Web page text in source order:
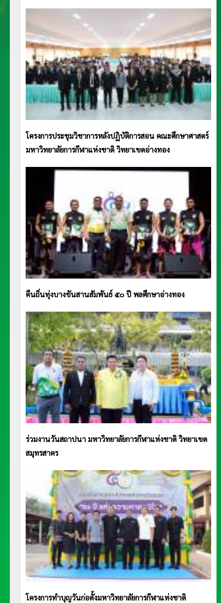
โครงการประชุมวิชาการหลังปฏิบัติการสอน คณะศึกษาศาสตร์
มหาวิทยาลัยการกีฬาแห่งชาติ วิทยาเขตอ่างทอง
คืนถิ่นทุ่งบางขันสานสัมพันธ์ ๕๐ ปี พลศึกษาอ่างทอง
ร่วมงานวันสถาปนา มหาวิทยาลัยการกีฬาแห่งชาติ วิทยาเขต
สมุทรสาคร
โครงการทำบุญวันก่อตั้งมหาวิทยาลัยการกีฬาแห่งชาติ